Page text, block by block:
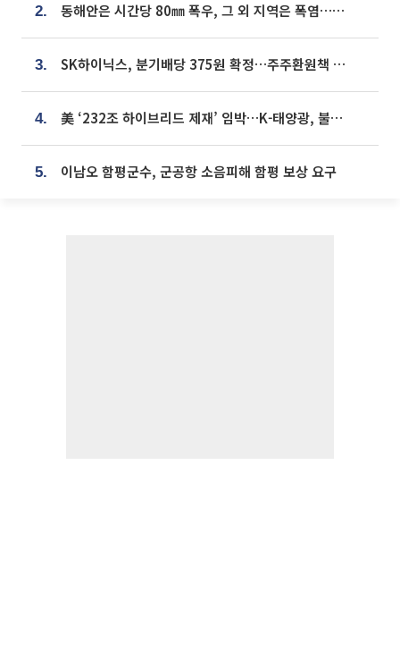
2. 동해안은 시간당 80㎜ 폭우, 그 외 지역은 폭염…‘극과 극 날씨’
3. SK하이닉스, 분기배당 375원 확정…주주환원책 9월로 앞당겨 발표
4. 美 ‘232조 하이브리드 제재’ 임박…K-태양광, 불확실성 털고 날개 다나
5. 이남오 함평군수, 군공항 소음피해 함평 보상 요구